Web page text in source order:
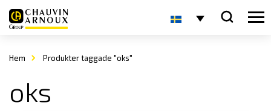
Hem Produkter taggade "oks"
oks